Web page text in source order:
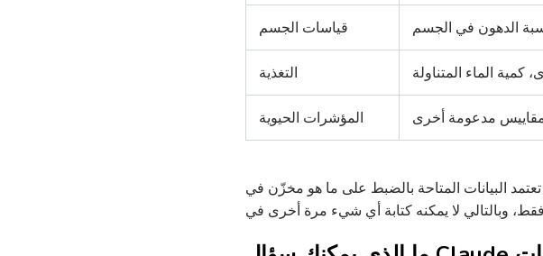
قياسات الجسم الدهون في الجسم
التغذية كمية الماء المتناولة
المؤشرات الحيوية مدعومة أخرى
تعتمد البيانات المتاحة بالضبط على ما هو مخزّن في Apple Health والأذونات التي توافق عليها. يملك Claude حالياً صلاحية